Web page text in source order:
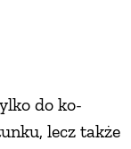
do ko­
lecz także